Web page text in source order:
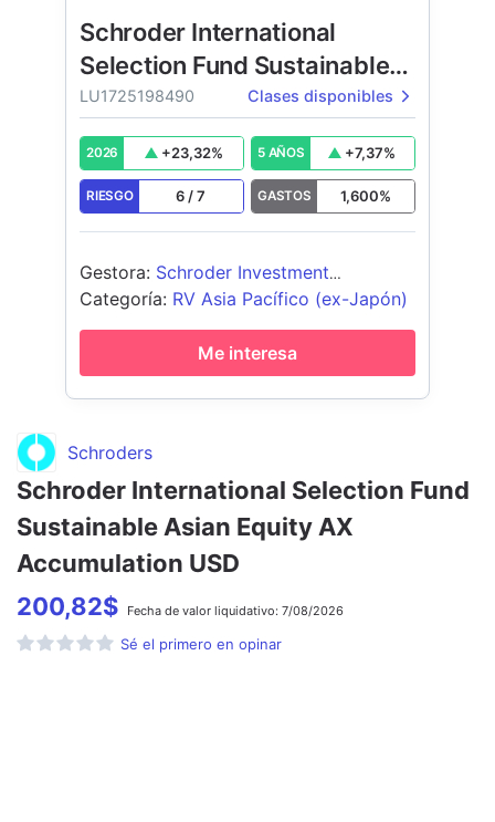
Schroders
Schroder International Selection Fund
Sustainable Asian Equity AX
Accumulation USD
200,82$ Fecha de valor liquidativo: 7/08/2026
Sé el primero en opinar
Schroder International
Selection Fund Sustainable
Asian Equity
LU1725198490 Clases disponibles
2026 +23,32% 5 AÑOS +7,37%
RIESGO 6 /7 GASTOS 1,600%
Gestora: Schroder Investment
Management (Europe) S.A.
Categoría: RV Asia Pacífico (ex-Japón)
Me interesa